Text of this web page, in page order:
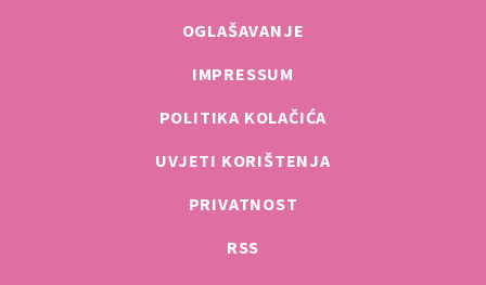
OGLAŠAVANJE
IMPRESSUM
POLITIKA KOLAČIĆA
UVJETI KORIŠTENJA
PRIVATNOST
RSS